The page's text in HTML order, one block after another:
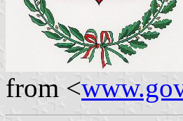
from <